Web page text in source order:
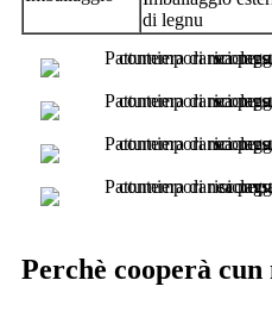
di legnu
Perchè cooperà cun